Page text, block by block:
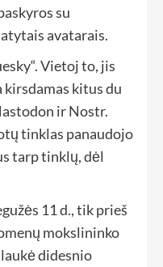
su
avatarais.
Vietoj to, jis
kirsdamas kitus du
ir Nostr.
tinklas panaudojo
tarp tinklų, dėl
11 d., tik prieš
mokslininko
didesnio